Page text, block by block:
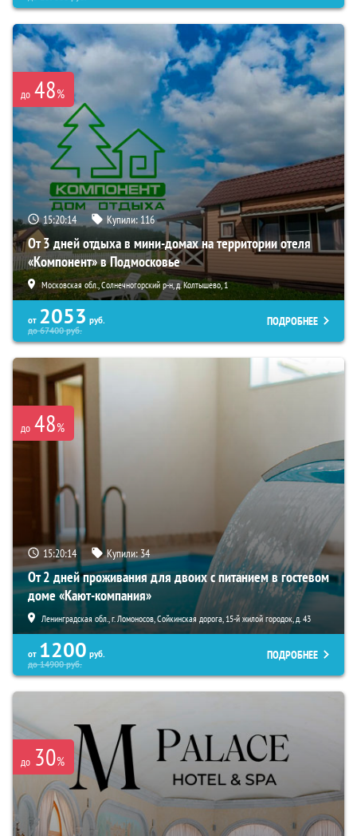
до 48%
15:20:12 Купили: 116
От 3 дней отдыха в мини-домах на территории отеля
«Компонент» в Подмосковье
Московская обл., Солнечногорский р-н, д. Колтышево, 1
от 2053 руб.
до67400руб.
ПОДРОБНЕЕ
до 48%
15:20:12 Купили:34
От 2 дней проживания для двоих с питанием в гостевом
доме «Кают-компания»
Ленинградская обл., г. Ломоносов, Сойкинская дорога, 15-й жилой городок, д. 43
от 1200 руб.
до14900руб.
ПОДРОБНЕЕ
до 30%